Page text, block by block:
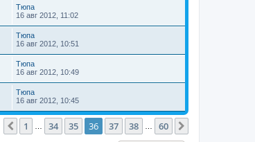
Тюпа
16 авг 2012, 11:02
Тюпа
16 авг 2012, 10:51
Тюпа
16 авг 2012, 10:49
Тюпа
16 авг 2012, 10:45
Страница 36из 60
Пред.
1 34 35 36 37 38 60